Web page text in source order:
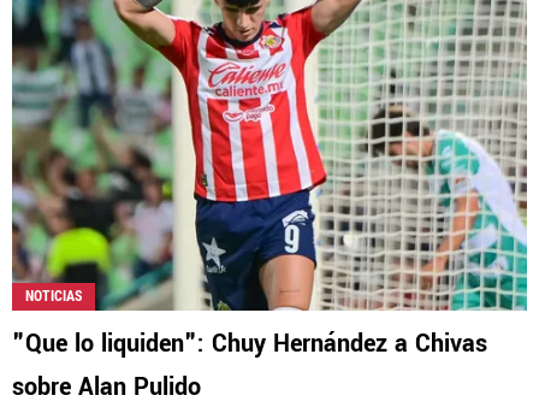
NOTICIAS
"Que lo liquiden": Chuy Hernández a Chivas
sobre Alan Pulido